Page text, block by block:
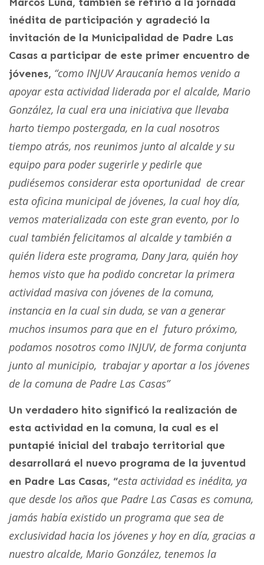
inédita de participación y agradeció la
invitación de la Municipalidad de Padre Las
Casas a participar de este primer encuentro de
jóvenes, “como INJUV Araucanía hemos venido a
apoyar esta actividad liderada por el alcalde, Mario
González, la cual era una iniciativa que llevaba
harto tiempo postergada, en la cual nosotros
tiempo atrás, nos reunimos junto al alcalde y su
equipo para poder sugerirle y pedirle que
pudiésemos considerar esta oportunidad de crear
esta oficina municipal de jóvenes, la cual hoy día,
vemos materializada con este gran evento, por lo
cual también felicitamos al alcalde y también a
quién lidera este programa, Dany Jara, quién hoy
hemos visto que ha podido concretar la primera
actividad masiva con jóvenes de la comuna,
instancia en la cual sin duda, se van a generar
muchos insumos para que en el futuro próximo,
podamos nosotros como INJUV, de forma conjunta
junto al municipio, trabajar y aportar a los jóvenes
de la comuna de Padre Las Casas”
Un verdadero hito significó la realización de
esta actividad en la comuna, la cual es el
puntapié inicial del trabajo territorial que
desarrollará el nuevo programa de la juventud
en Padre Las Casas, “esta actividad es inédita, ya
que desde los años que Padre Las Casas es comuna,
jamás había existido un programa que sea de
exclusividad hacia los jóvenes y hoy en día, gracias a
nuestro alcalde, Mario González, tenemos la